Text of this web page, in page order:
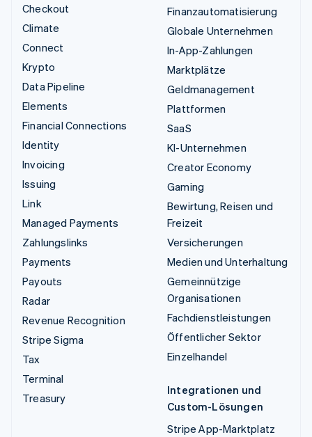
Checkout
Climate
Connect
Krypto
Data Pipeline
Elements
Financial Connections
Identity
Invoicing
Issuing
Link
Managed Payments
Zahlungslinks
Payments
Payouts
Radar
Revenue Recognition
Stripe Sigma
Tax
Terminal
Treasury
Finanzautomatisierung
Globale Unternehmen
In-App-Zahlungen
Marktplätze
Geldmanagement
Plattformen
SaaS
KI-Unternehmen
Creator Economy
Gaming
Bewirtung, Reisen und
Freizeit
Versicherungen
Medien und Unterhaltung
Gemeinnützige
Organisationen
Fachdienstleistungen
Öffentlicher Sektor
Einzelhandel
Integrationen und
Custom-Lösungen
Stripe App-Marktplatz